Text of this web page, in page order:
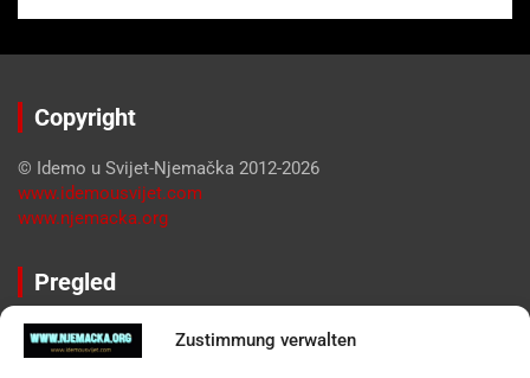
Zustimmung verwalten
Copyright
© Idemo u Svijet-Njemačka 2012-2026
www.idemousvijet.com
www.njemacka.org
Pregled
Impressum
Datenschutzerklärung